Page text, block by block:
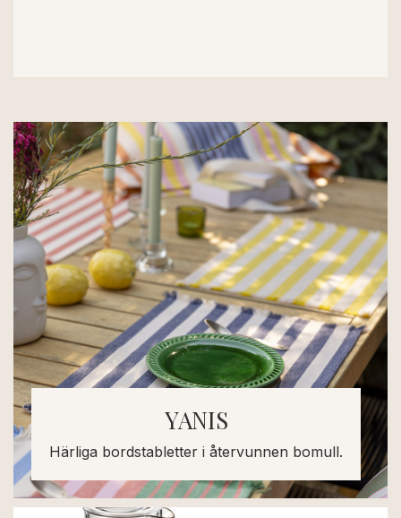
YANIS
Härliga bordstabletter i återvunnen bomull.